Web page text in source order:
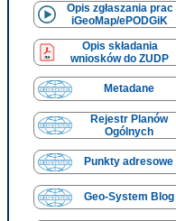
Opis zgłaszania prac
iGeoMap/ePODGiK
Opis składania
wniosków do ZUDP
Metadane
Rejestr Planów
Ogólnych
Punkty adresowe
Geo-System Blog